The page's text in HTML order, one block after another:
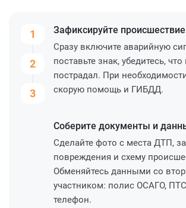
1
2
3
Зафиксируйте происшествие
Сразу включите аварийную
поставьте знак, убедитесь,
пострадал. При
скорую помощь и ГИБДД.
Соберите документы и
Сделайте фото с места ДТП,
повреждения и схему
Обменяйтесь данными со
участником: полис ОСАГО,
телефон.